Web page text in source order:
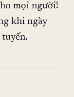
mọi người!
khi ngày